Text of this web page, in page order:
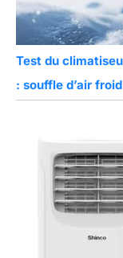
Test du
: souffle d’air